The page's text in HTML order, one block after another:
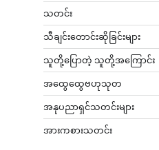
သတင်း
သီချင်းတောင်းဆိုခြင်းများ
သူတို့ပြောတဲ့ သူတို့အကြောင်း
အထွေထွေဗဟုသုတ
အနုပညာရှင်သတင်းများ
အားကစားသတင်း